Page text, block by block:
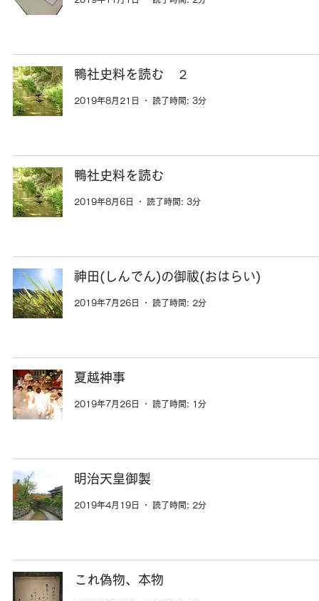
鴨社史料を読む ２
2019年8月21日 読了時間: 3分
鴨社史料を読む
2019年8月6日 読了時間: 3分
神田(しんでん)の御祓(おはらい)
2019年7月26日 読了時間: 2分
夏越神事
2019年7月26日 読了時間: 1分
明治天皇御製
2019年4月19日 読了時間: 2分
これ偽物、本物